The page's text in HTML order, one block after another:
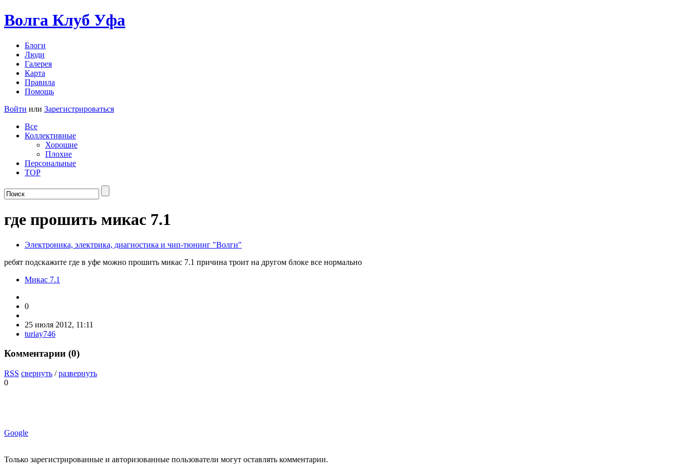
Волга Клуб Уфа
Блоги
Люди
Галерея
Карта
Правила
Помощь
Войти или Зарегистрироваться
Все
Коллективные
Хорошие
Плохие
Персональные
TOP
где прошить микас 7.1
Электроника, электрика, диагностика и чип-тюнинг "Волги"
ребят подскажите где в уфе можно прошить микас 7.1 причина троит на другом блоке все нормально
Микас 7.1
0
25 июля 2012, 11:11
turiay746
Комментарии (0)
RSS свернуть /развернуть
0
Google
Только зарегистрированные и авторизованные пользователи могут оставлять комментарии.